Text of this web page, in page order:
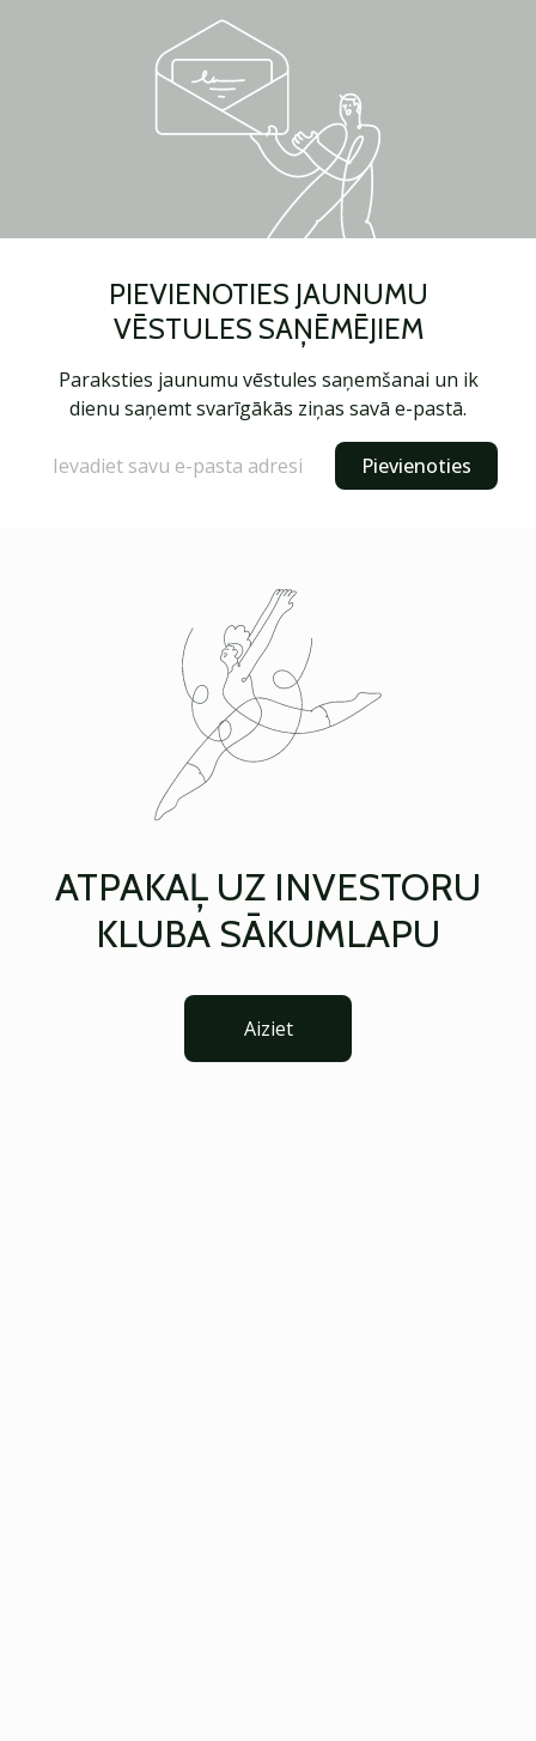
PIEVIENOTIES JAUNUMU
VĒSTULES SAŅĒMĒJIEM
Paraksties jaunumu vēstules saņemšanai un ik
dienu saņemt svarīgākās ziņas savā e-pastā.
Pievienoties
ATPAKAĻ UZ INVESTORU
KLUBA SĀKUMLAPU
Aiziet